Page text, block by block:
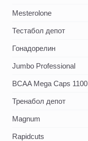
Mesterolone
Тестабол депот
Гонадорелин
Jumbo Professional
BCAA Mega Caps 1100
Тренабол депот
Magnum
Rapidcuts